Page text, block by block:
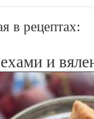
в рецептах:
и